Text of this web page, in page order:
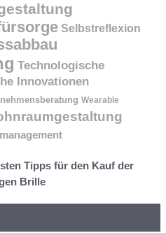
Selbstreflexion
Technologische
Innovationen
Wearable
Tipps für den Kauf der
Brille